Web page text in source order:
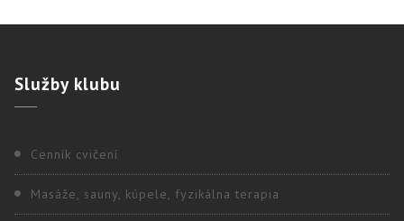
Službyklubu
Cenník cvičení
Masáže, sauny, kúpele, fyzikálna terapia